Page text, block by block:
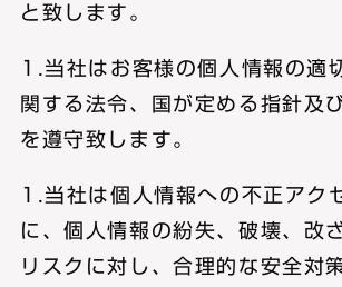
と致します。
1.当社はお客様の個人情報の適
関する法令、国が定める指針及
を遵守致します。
1.当社は個人情報への不正アク
に、個人情報の紛失、破壊、改
リスクに対し、合理的な安全対